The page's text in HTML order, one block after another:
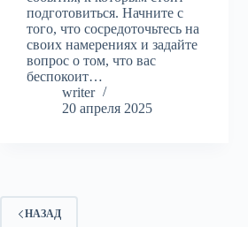
подготовиться. Начните с
того, что сосредоточьтесь на
своих намерениях и задайте
вопрос о том, что вас
беспокоит…
writer
20 апреля 2025
НАЗАД